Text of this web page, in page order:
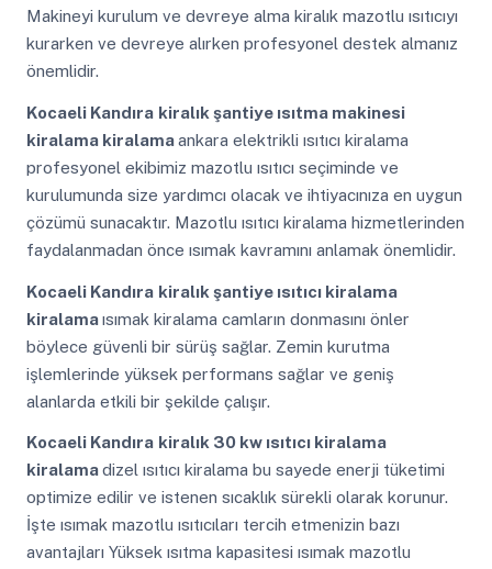
Makineyi kurulum ve devreye alma kiralık mazotlu ısıtıcıyı
kurarken ve devreye alırken profesyonel destek almanız
önemlidir.
Kocaeli Kandıra kiralık şantiye ısıtma makinesi
kiralama kiralamaankara elektrikli ısıtıcı kiralama
profesyonel ekibimiz mazotlu ısıtıcı seçiminde ve
kurulumunda size yardımcı olacak ve ihtiyacınıza en uygun
çözümü sunacaktır. Mazotlu ısıtıcı kiralama hizmetlerinden
faydalanmadan önce ısımak kavramını anlamak önemlidir.
Kocaeli Kandıra kiralık şantiye ısıtıcı kiralama
kiralamaısımak kiralama camların donmasını önler
böylece güvenli bir sürüş sağlar. Zemin kurutma
işlemlerinde yüksek performans sağlar ve geniş
alanlarda etkili bir şekilde çalışır.
Kocaeli Kandıra kiralık 30 kw ısıtıcı kiralama
kiralamadizel ısıtıcı kiralama bu sayede enerji tüketimi
optimize edilir ve istenen sıcaklık sürekli olarak korunur.
İşte ısımak mazotlu ısıtıcıları tercih etmenizin bazı
avantajları Yüksek ısıtma kapasitesi ısımak mazotlu